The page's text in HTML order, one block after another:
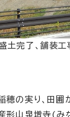
土完了、舗装
穂の実り、田圃
産形山泉増寺(み